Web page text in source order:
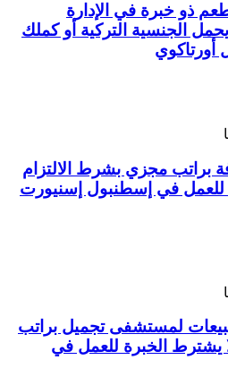
ذو خبرة في الإدارة
الجنسية التركية أو كملك
براتب مجزي بشرط الالتزام
للعمل في إسطنبول إسنيورت
لمستشفى تجميل براتب
يشترط الخبرة للعمل في